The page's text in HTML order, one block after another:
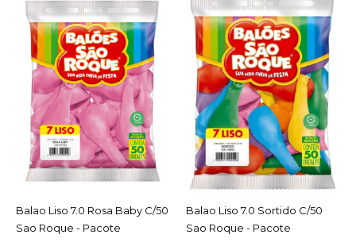
COMPARAR
LISTA DE DESEJO
SAO ROQUE
Balao Liso 7.0 Lilas Baby
C/50 Sao Roque - Pacote
R$12,39
COMPRAR
COMPARAR
ACESSAR
Balao Liso 7.0 Rosa Baby C/50
Sao Roque - Pacote
ACESSAR
Balao Liso 7.0 Sortido C/50
Sao Roque - Pacote